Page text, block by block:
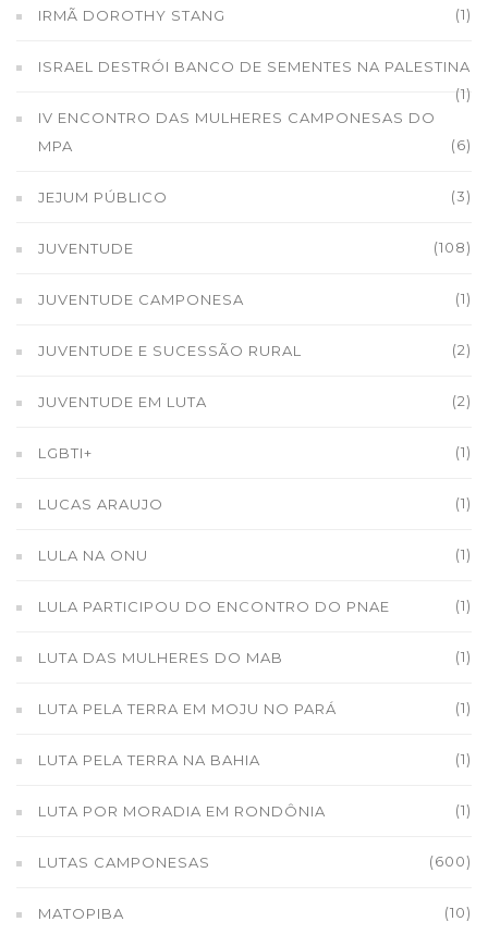
IRMÃ DOROTHY STANG (1)
ISRAEL DESTRÓI BANCO DE SEMENTES NA PALESTINA
(1)
IV ENCONTRO DAS MULHERES CAMPONESAS DO
MPA
(6)
JEJUM PÚBLICO (3)
JUVENTUDE (108)
JUVENTUDE CAMPONESA (1)
JUVENTUDE E SUCESSÃO RURAL (2)
JUVENTUDE EM LUTA (2)
LGBTI+ (1)
LUCAS ARAUJO (1)
LULA NA ONU (1)
LULA PARTICIPOU DO ENCONTRO DO PNAE (1)
LUTA DAS MULHERES DO MAB (1)
LUTA PELA TERRA EM MOJU NO PARÁ (1)
LUTA PELA TERRA NA BAHIA (1)
LUTA POR MORADIA EM RONDÔNIA (1)
LUTAS CAMPONESAS (600)
MATOPIBA (10)